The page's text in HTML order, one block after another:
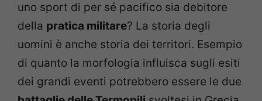
uno sport di per sé pacifico sia debitore
della pratica militare? La storia degli
uomini è anche storia dei territori. Esempio
di quanto la morfologia influisca sugli esiti
dei grandi eventi potrebbero essere le due